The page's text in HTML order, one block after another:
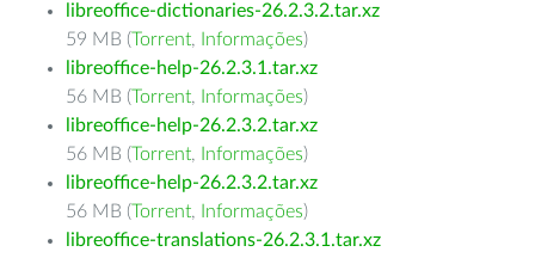
libreoffice-dictionaries-26.2.3.2.tar.xz
59 MB (Torrent, Informações)
libreoffice-help-26.2.3.1.tar.xz
56 MB (Torrent, Informações)
libreoffice-help-26.2.3.2.tar.xz
56 MB (Torrent, Informações)
libreoffice-help-26.2.3.2.tar.xz
56 MB (Torrent, Informações)
libreoffice-translations-26.2.3.1.tar.xz